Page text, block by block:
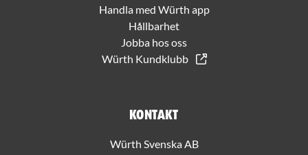
Handla med Würth app
Hållbarhet
Jobba hos oss
Würth Kundklubb
Kontakt
Würth Svenska AB